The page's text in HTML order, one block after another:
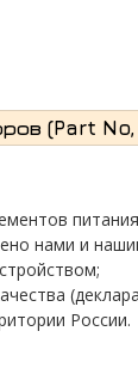
(Part No,
нами и
России.